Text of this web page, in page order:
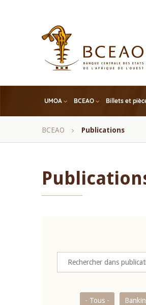
UMOA BCEAO Billets et
Fil
BCEAO Publications
- Tous -